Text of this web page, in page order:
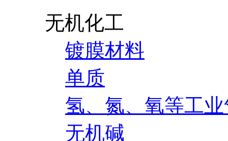
无机化工
镀膜材料
单质
氢、氮、氧等工
无机碱